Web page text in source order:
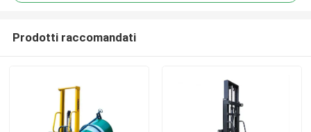
Prodotti raccomandati